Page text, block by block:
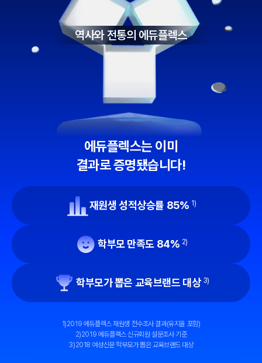
역사와 전통의 에듀플렉스
에듀플렉스는 이미
결과로 증명됐습니다!
재원생 성적상승률 85% 1)
학부모 만족도 84% 2)
학부모가 뽑은 교육브랜드 대상 3)
1)2019 에듀플렉스 재원생 전수조사 결과(유지율 포함)
2)2019 에듀플랙스 신규회원 설문조사 기준
3)2018 여성신문 학부모가 뽑은 교육브랜드 대상